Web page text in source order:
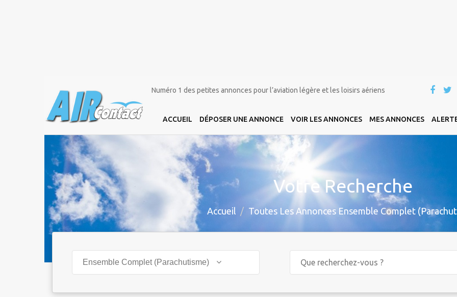
Numéro 1 des petites annonces pour l’aviation légère et les loisirs aériens
ACCUEIL DÉPOSER UNE ANNONCE VOIR LES ANNONCES MES ANNONCES
Votre Recherche
Accueil Toutes Les Annonces Ensemble Complet
Ensemble Complet (Parachutisme)